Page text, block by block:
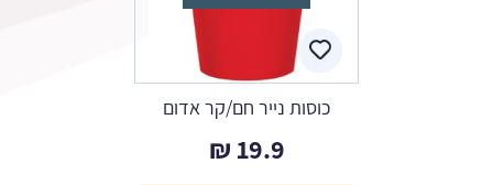
כוסות נייר חם/קר אדום
19.9
₪